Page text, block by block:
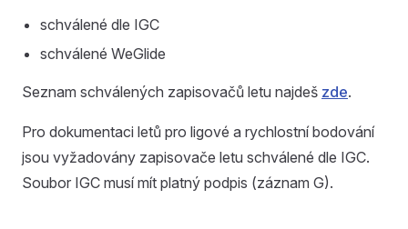
schválené dle IGC
schválené WeGlide
Seznam schválených zapisovačů letu najdeš zde.
Pro dokumentaci letů pro ligové a rychlostní bodování
jsou vyžadovány zapisovače letu schválené dle IGC.
Soubor IGC musí mít platný podpis (záznam G).